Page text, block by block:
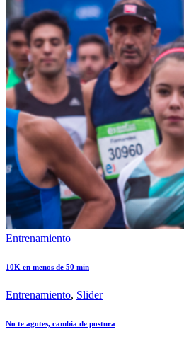
Entrenamiento
10K en menos de 50 min
Entrenamiento, Slider
No te agotes, cambia de postura